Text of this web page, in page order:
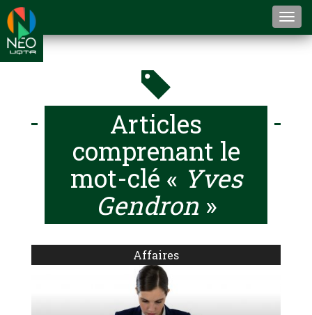
Articles
comprenant le
mot-clé « Yves
Gendron »
Affaires